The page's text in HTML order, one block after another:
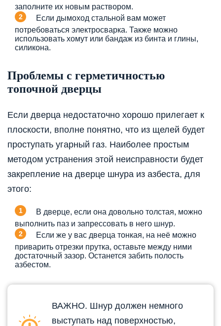
заполните их новым раствором.
Если дымоход стальной вам может
потребоваться электросварка. Также можно
использовать хомут или бандаж из бинта и глины,
силикона.
Проблемы с герметичностью
топочной дверцы
Если дверца недостаточно хорошо прилегает к
плоскости, вполне понятно, что из щелей будет
проступать угарный газ. Наиболее простым
методом устранения этой неисправности будет
закрепление на дверце шнура из азбеста, для
этого:
В дверце, если она довольно толстая, можно
выполнить паз и запрессовать в него шнур.
Если же у вас дверца тонкая, на неё можно
приварить отрезки прутка, оставьте между ними
достаточный зазор. Останется забить полость
азбестом.
ВАЖНО. Шнур должен немного
выступать над поверхностью,